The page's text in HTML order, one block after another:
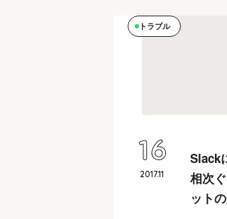
トラブル
Slack
相次
ット
2017.11
16